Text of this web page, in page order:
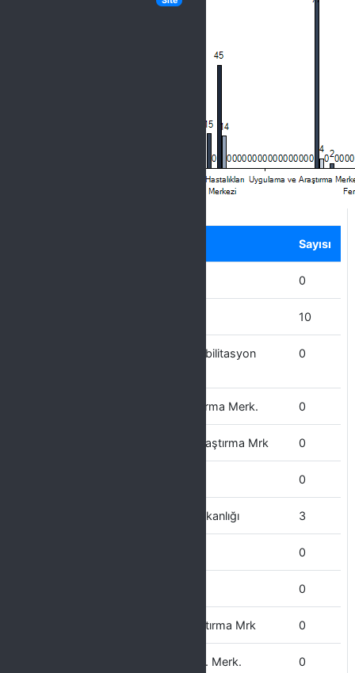
Sayısı
0
10
Yaban Hayvanları Koruma ve Rehabilitasyon
0
Yaşayan Diller Uygulama ve Araştırma Merk. 0
Yenilenebilir Enerji Uygulama ve Araştırma Mrk 0
0
Yapı İşleri ve Teknik İşler Daire Başkanlığı 3
0
0
Uzaktan Eğitim Uygulama ve Araştırma Mrk 0
Tıbbi ve Aromatik Bitkiler Uyg. Arş. Merk. 0